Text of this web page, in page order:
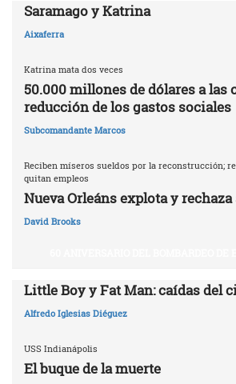
Saramago y Katrina
Aixaferra
Katrina mata dos veces
50.000 millones de dólares a las
reducción de los gastos sociales
Subcomandante Marcos
Reciben míseros sueldos por la reconstrucción;
quitan empleos
Nueva Orleáns explota y
David Brooks
Little Boy y Fat Man: caídas del
Alfredo Iglesias Diéguez
USS Indianápolis
El buque de la muerte